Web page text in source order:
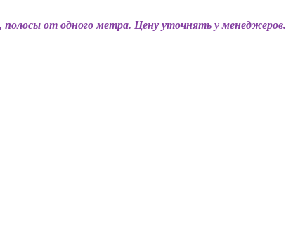
от одного метра. Цену уточнять у менеджеров.